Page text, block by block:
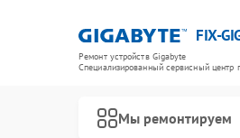
FIX-
Ремонт устройств Gigabyte
Специализированный cервисный центр
Мы ремонтируем